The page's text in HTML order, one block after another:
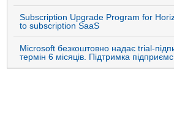
Subscription Upgrade Program for Horizon perpetual licenses
to subscription SaaS
Microsoft безкоштовно надає trial-підписки Office 365 E3 на
термін 6 місяців. Підтримка підприємс